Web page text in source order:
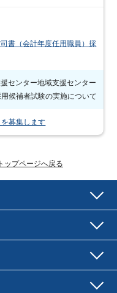
書（会計年度任用職員）採
センター地域支援センター
候補者試験の実施について
募集します
トップページへ戻る